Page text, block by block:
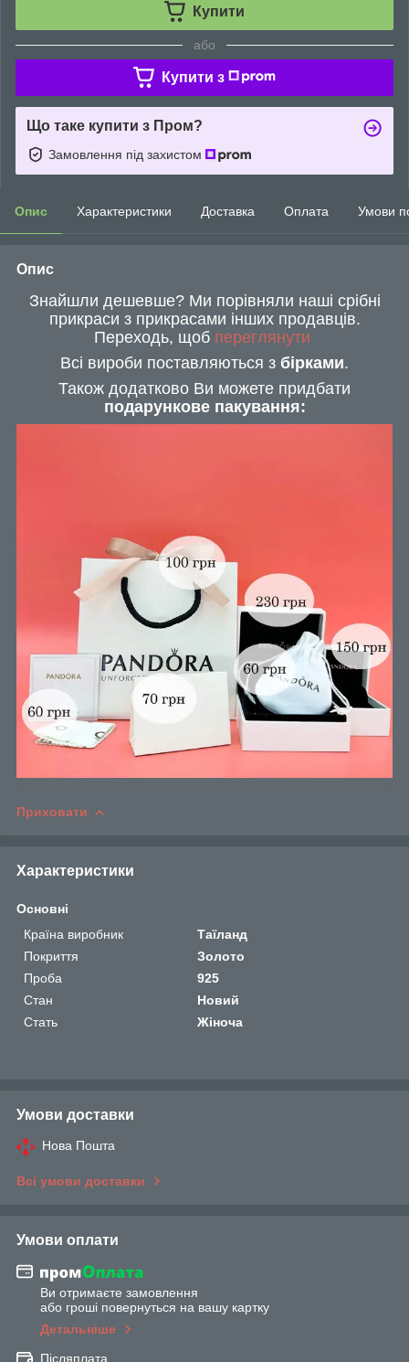
Купити
або
Купити з
Що таке купити з Пром?
Замовлення під захистом
Опис Характеристики Доставка Оплата Умови
Опис
Знайшли дешевше? Ми порівняли наші срібні
прикраси з прикрасами інших продавців.
Переходь, щоб переглянути
Всі вироби поставляються з бірками.
Також додатково Ви можете придбати
подарункове пакування:
Приховати
Характеристики
Основні
Країна виробник
Таїланд
Покриття
Золото
Проба
925
Стан
Новий
Стать
Жіноча
Умови доставки
Нова Пошта
Всі умови доставки
Умови оплати
Ви отримаєте замовлення
або гроші повернуться на вашу картку
Детальніше
Післяплата